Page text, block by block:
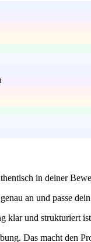
in deiner
an und passe
klar und strukturiert
Das macht den